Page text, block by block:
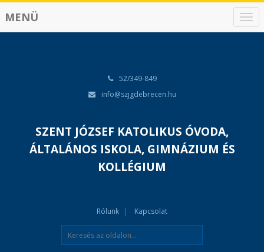
N
a
MENÜ
52/349-849
info@szjgdebrecen.hu
SZENT JÓZSEF KATOLIKUS ÓVODA,
ÁLTALÁNOS ISKOLA, GIMNÁZIUM ÉS
KOLLÉGIUM
Rólunk Kapcsolat